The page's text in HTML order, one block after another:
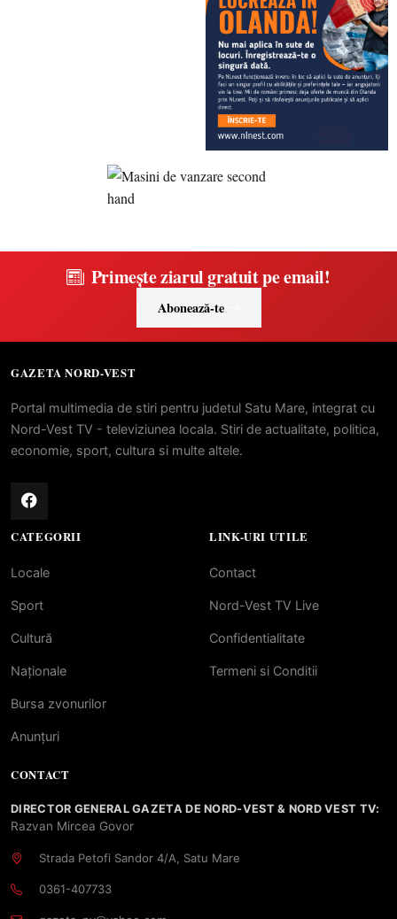
Primește ziarul gratuit pe email!
Abonează-te
GAZETA NORD-VEST
Portal multimedia de stiri pentru judetul Satu Mare, integrat cu
Nord-Vest TV - televiziunea locala. Stiri de actualitate, politica,
economie, sport, cultura si multe altele.
CATEGORII
Locale
Sport
Cultură
Naționale
Bursa zvonurilor
Anunțuri
LINK-URI UTILE
Contact
Nord-Vest TV Live
Confidentialitate
Termeni si Conditii
CONTACT
DIRECTOR GENERAL GAZETA DE NORD-VEST & NORD VEST TV:
Razvan Mircea Govor
Strada Petofi Sandor 4/A, Satu Mare
0361-407733